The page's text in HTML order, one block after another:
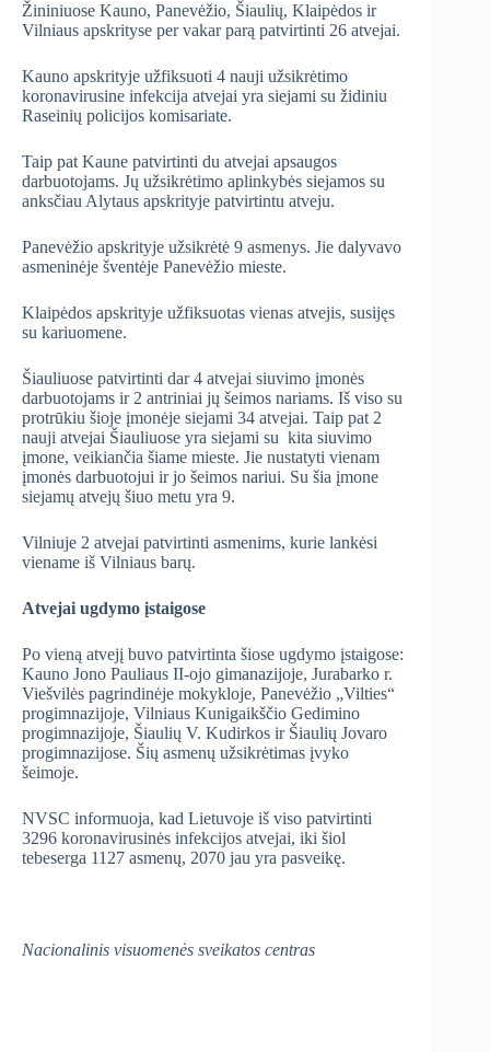
Žininiuose Kauno, Panevėžio, Šiaulių, Klaipėdos ir
Vilniaus apskrityse per vakar parą patvirtinti 26 atvejai.
Kauno apskrityje užfiksuoti 4 nauji užsikrėtimo
koronavirusine infekcija atvejai yra siejami su židiniu
Raseinių policijos komisariate.
Taip pat Kaune patvirtinti du atvejai apsaugos
darbuotojams. Jų užsikrėtimo aplinkybės siejamos su
anksčiau Alytaus apskrityje patvirtintu atveju.
Panevėžio apskrityje užsikrėtė 9 asmenys. Jie dalyvavo
asmeninėje šventėje Panevėžio mieste.
Klaipėdos apskrityje užfiksuotas vienas atvejis, susijęs
su kariuomene.
Šiauliuose patvirtinti dar 4 atvejai siuvimo įmonės
darbuotojams ir 2 antriniai jų šeimos nariams. Iš viso su
protrūkiu šioje įmonėje siejami 34 atvejai. Taip pat 2
nauji atvejai Šiauliuose yra siejami su kita siuvimo
įmone, veikiančia šiame mieste. Jie nustatyti vienam
įmonės darbuotojui ir jo šeimos nariui. Su šia įmone
siejamų atvejų šiuo metu yra 9.
Vilniuje 2 atvejai patvirtinti asmenims, kurie lankėsi
viename iš Vilniaus barų.
Atvejai ugdymo įstaigose
Po vieną atvejį buvo patvirtinta šiose ugdymo įstaigose:
Kauno Jono Pauliaus II-ojo gimanazijoje, Jurabarko r.
Viešvilės pagrindinėje mokykloje, Panevėžio „Vilties“
progimnazijoje, Vilniaus Kunigaikščio Gedimino
progimnazijoje, Šiaulių V. Kudirkos ir Šiaulių Jovaro
progimnazijose. Šių asmenų užsikrėtimas įvyko
šeimoje.
NVSC informuoja, kad Lietuvoje iš viso patvirtinti
3296 koronavirusinės infekcijos atvejai, iki šiol
tebeserga 1127 asmenų, 2070 jau yra pasveikę.
Nacionalinis visuomenės sveikatos centras